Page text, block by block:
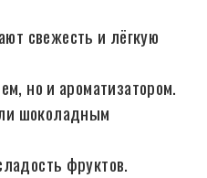
свежесть и лёгкую
но и ароматизатором.
шоколадным
фруктов.